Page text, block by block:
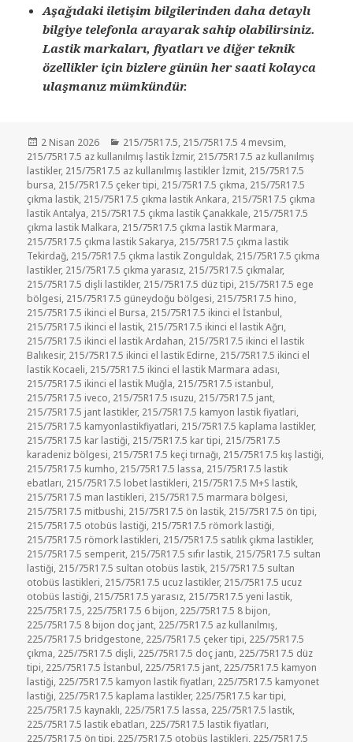
Aşağıdaki iletişim bilgilerinden daha detaylı
bilgiye telefonla arayarak sahip olabilirsiniz.
Lastik markaları, fiyatları ve diğer teknik
özellikler için bizlere günün her saati kolayca
ulaşmanız mümkündür.
Yayın
tarihi
2 Nisan 2026 Kategoriler
215/75R17.5, 215/75R17.5 4 mevsim,
215/75R17.5 az kullanılmış lastik İzmir, 215/75R17.5 az kullanılmış
lastikler, 215/75R17.5 az kullanılmış lastikler İzmit, 215/75R17.5
bursa, 215/75R17.5 çeker tipi, 215/75R17.5 çıkma, 215/75R17.5
çıkma lastik, 215/75R17.5 çıkma lastik Ankara, 215/75R17.5 çıkma
lastik Antalya, 215/75R17.5 çıkma lastik Çanakkale, 215/75R17.5
çıkma lastik Malkara, 215/75R17.5 çıkma lastik Marmara,
215/75R17.5 çıkma lastik Sakarya, 215/75R17.5 çıkma lastik
Tekirdağ, 215/75R17.5 çıkma lastik Zonguldak, 215/75R17.5 çıkma
lastikler, 215/75R17.5 çıkma yarasız, 215/75R17.5 çıkmalar,
215/75R17.5 dişli lastikler, 215/75R17.5 düz tipi, 215/75R17.5 ege
bölgesi, 215/75R17.5 güneydoğu bölgesi, 215/75R17.5 hino,
215/75R17.5 ikinci el Bursa, 215/75R17.5 ikinci el İstanbul,
215/75R17.5 ikinci el lastik, 215/75R17.5 ikinci el lastik Ağrı,
215/75R17.5 ikinci el lastik Ardahan, 215/75R17.5 ikinci el lastik
Balıkesir, 215/75R17.5 ikinci el lastik Edirne, 215/75R17.5 ikinci el
lastik Kocaeli, 215/75R17.5 ikinci el lastik Marmara adası,
215/75R17.5 ikinci el lastik Muğla, 215/75R17.5 istanbul,
215/75R17.5 iveco, 215/75R17.5 ısuzu, 215/75R17.5 jant,
215/75R17.5 jant lastikler, 215/75R17.5 kamyon lastik fiyatlari,
215/75R17.5 kamyonlastikfiyatlari, 215/75R17.5 kaplama lastikler,
215/75R17.5 kar lastiği, 215/75R17.5 kar tipi, 215/75R17.5
karadeniz bölgesi, 215/75R17.5 keçi tırnağı, 215/75R17.5 kış lastiği,
215/75R17.5 kumho, 215/75R17.5 lassa, 215/75R17.5 lastik
ebatları, 215/75R17.5 lobet lastikleri, 215/75R17.5 M+S lastik,
215/75R17.5 man lastikleri, 215/75R17.5 marmara bölgesi,
215/75R17.5 mitbushi, 215/75R17.5 ön lastik, 215/75R17.5 ön tipi,
215/75R17.5 otobüs lastiği, 215/75R17.5 römork lastiği,
215/75R17.5 römork lastikleri, 215/75R17.5 satılık çıkma lastikler,
215/75R17.5 semperit, 215/75R17.5 sıfır lastik, 215/75R17.5 sultan
lastiği, 215/75R17.5 sultan otobüs lastik, 215/75R17.5 sultan
otobüs lastikleri, 215/75R17.5 ucuz lastikler, 215/75R17.5 ucuz
otobüs lastiği, 215/75R17.5 yarasız, 215/75R17.5 yeni lastik,
225/75R17.5, 225/75R17.5 6 bijon, 225/75R17.5 8 bijon,
225/75R17.5 8 bijon doç jant, 225/75R17.5 az kullanılmış,
225/75R17.5 bridgestone, 225/75R17.5 çeker tipi, 225/75R17.5
çıkma, 225/75R17.5 dişli, 225/75R17.5 doç jantı, 225/75R17.5 düz
tipi, 225/75R17.5 İstanbul, 225/75R17.5 jant, 225/75R17.5 kamyon
lastiği, 225/75R17.5 kamyon lastik fiyatları, 225/75R17.5 kamyonet
lastiği, 225/75R17.5 kaplama lastikler, 225/75R17.5 kar tipi,
225/75R17.5 kaynaklı, 225/75R17.5 lassa, 225/75R17.5 lastik,
225/75R17.5 lastik ebatları, 225/75R17.5 lastik fiyatları,
225/75R17.5 ön tipi, 225/75R17.5 otobüs lastikleri, 225/75R17.5